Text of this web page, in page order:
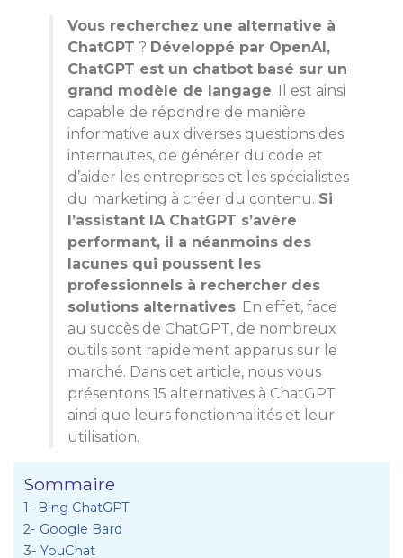
Vous recherchez une alternative à
ChatGPT ? Développé par OpenAI,
ChatGPT est un chatbot basé sur un
grand modèle de langage. Il est ainsi
capable de répondre de manière
informative aux diverses questions des
internautes, de générer du code et
d’aider les entreprises et les spécialistes
du marketing à créer du contenu. Si
l’assistant IA ChatGPT s’avère
performant, il a néanmoins des
lacunes qui poussent les
professionnels à rechercher des
solutions alternatives. En effet, face
au succès de ChatGPT, de nombreux
outils sont rapidement apparus sur le
marché. Dans cet article, nous vous
présentons 15 alternatives à ChatGPT
ainsi que leurs fonctionnalités et leur
utilisation.
Sommaire
1- Bing ChatGPT
2- Google Bard
3- YouChat